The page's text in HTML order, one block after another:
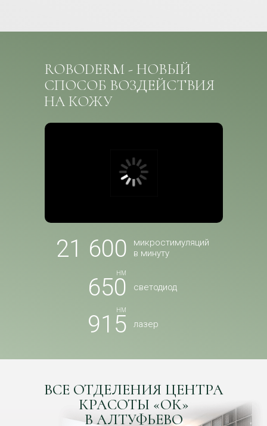
микростимуляций
в минуту
светодиод
лазер
21 600
ROBODERM - НОВЫЙ
СПОСОБ ВОЗДЕЙСТВИЯ
НА КОЖУ
650
915
HM
HM
ВСЕ ОТДЕЛЕНИЯ ЦЕНТРА
КРАСОТЫ «ОК»
В АЛТУФЬЕВО